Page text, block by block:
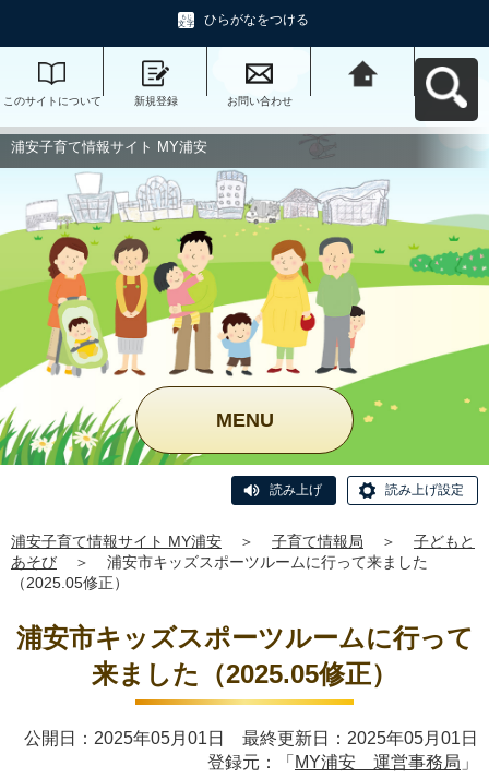
ひらがなをつける
このサイトについて 新規登録 お問い合わせ
浦安子育て情報サイト MY浦安
MENU
読み上げ 読み上げ設定
浦安子育て情報サイト MY浦安 ＞ 子育て情報局 ＞
子どもと
あそび
＞
浦安市キッズスポーツルームに行って来ました
（2025.05修正）
浦安市キッズスポーツルームに行って
来ました（2025.05修正）
公開日：2025年05月01日 最終更新日：2025年05月01日
登録元：「 MY浦安 運営事務局 」